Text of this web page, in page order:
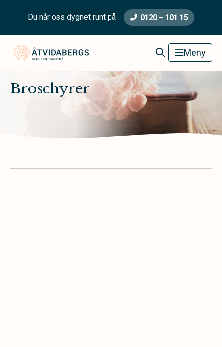
Du når oss dygnet runt på 0120 – 101 15
Åtvidabergs BegravningsbyråMeny
Broschyrer